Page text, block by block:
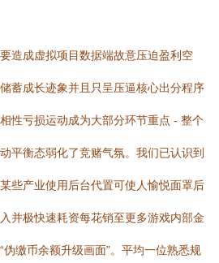
造成虚拟项目数据端故意压迫盈利空
蓄成长迹象并且只呈压逼核心出分程序
性亏损运动成为大部分环节重点 - 整个
平衡态弱化了竞赌气氛。我们已认识到
些产业使用后台代置可使人愉悦面罩后
并极快速耗资每花销至更多游戏内部金
缴币余额升级画面”。平均一位熟悉规